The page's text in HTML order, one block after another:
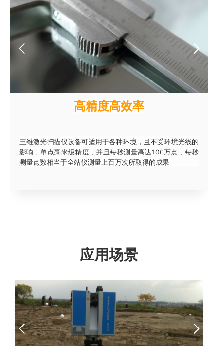
高精度高效率
三维激光扫描仪设备可适用于各种环境，且不受环境光线的
影响，单点毫米级精度，并且每秒测量高达100万点，每秒
测量点数相当于全站仪测量上百万次所取得的成果
应用场景